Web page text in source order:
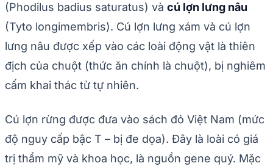
(Phodilus badius saturatus) và cú lợn lưng nâu
(Tyto longimembris). Cú lợn lưng xám và cú lợn
lưng nâu được xếp vào các loài động vật là thiên
địch của chuột (thức ăn chính là chuột), bị nghiêm
cấm khai thác từ tự nhiên.
Cú lợn rừng được đưa vào sách đỏ Việt Nam (mức
độ nguy cấp bậc T – bị đe dọa). Đây là loài có giá
trị thẩm mỹ và khoa học, là nguồn gene quý. Mặc